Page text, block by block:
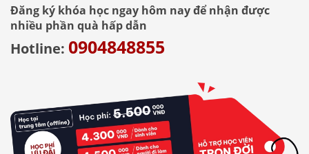
Đăng ký khóa học ngay hôm nay để nhận được
nhiều phần quà hấp dẫn
Hotline: 0904848855